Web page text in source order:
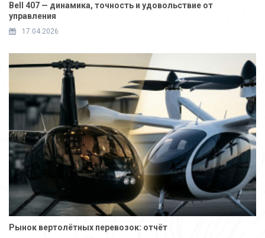
Bell 407 — динамика, точность и удовольствие от
управления
17.04.2026
Рынок вертолётных перевозок: отчёт